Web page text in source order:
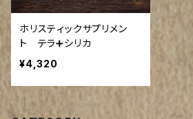
ホリスティックサプリメン
ト テラ➕シリカ
¥4,320